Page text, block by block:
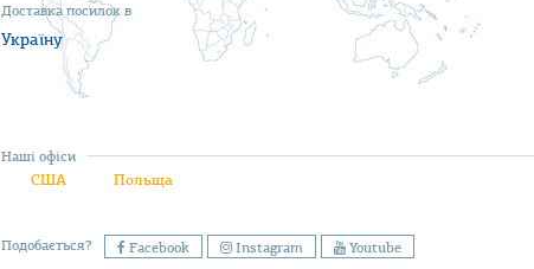
Доставка посилок в
Україну
Наші офіси
США Польща
Подобається? Facebook Instagram Youtube